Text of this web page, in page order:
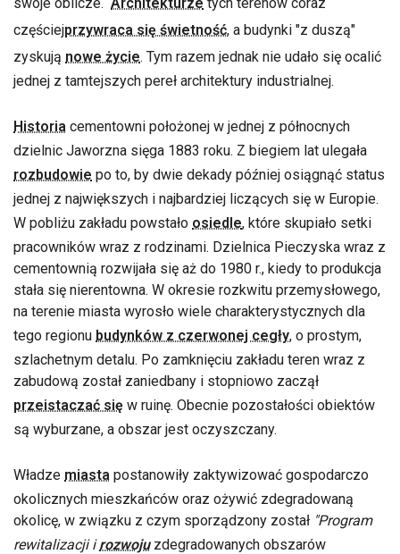
częściejprzywraca się świetność, a budynki "z duszą"
zyskują nowe życie. Tym razem jednak nie udało się ocalić
jednej z tamtejszych pereł architektury industrialnej.
Historia cementowni położonej w jednej z północnych
dzielnic Jaworzna sięga 1883 roku. Z biegiem lat ulegała
rozbudowie po to, by dwie dekady później osiągnąć status
jednej z największych i najbardziej liczących się w Europie.
W pobliżu zakładu powstało osiedle, które skupiało setki
pracowników wraz z rodzinami. Dzielnica Pieczyska wraz z
cementownią rozwijała się aż do 1980 r., kiedy to produkcja
stała się nierentowna. W okresie rozkwitu przemysłowego,
na terenie miasta wyrosło wiele charakterystycznych dla
tego regionu budynków z czerwonej cegły, o prostym,
szlachetnym detalu. Po zamknięciu zakładu teren wraz z
zabudową został zaniedbany i stopniowo zaczął
przeistaczać się w ruinę. Obecnie pozostałości obiektów
są wyburzane, a obszar jest oczyszczany.
Władze miasta postanowiły zaktywizować gospodarczo
okolicznych mieszkańców oraz ożywić zdegradowaną
okolicę, w związku z czym sporządzony został "Program
rewitalizacji irozwojuzdegradowanych obszarów